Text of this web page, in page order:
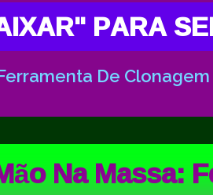
PARA
De Clonagem
Na Massa: